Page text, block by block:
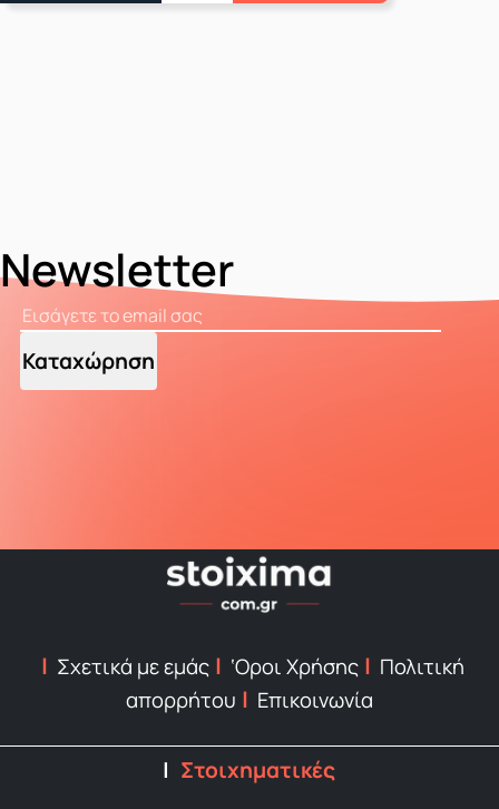
Newsletter
Καταχώρηση
Σχετικά με εμάς ‘Οροι Χρήσης
Πολιτική
απορρήτου
Επικοινωνία
Στοιχηματικές